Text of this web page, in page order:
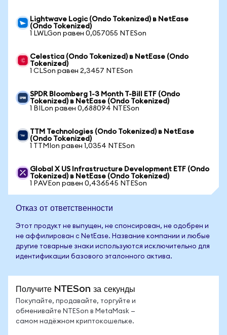
Lightwave Logic (Ondo Tokenized) в NetEase
(Ondo Tokenized)
1 LWLGon равен 0,057055 NTESon
Celestica (Ondo Tokenized) в NetEase (Ondo
Tokenized)
1 CLSon равен 2,3457 NTESon
SPDR Bloomberg 1-3 Month T-Bill ETF (Ondo
Tokenized) в NetEase (Ondo Tokenized)
1 BILon равен 0,688094 NTESon
TTM Technologies (Ondo Tokenized) в NetEase
(Ondo Tokenized)
1 TTMIon равен 1,0354 NTESon
Global X US Infrastructure Development ETF (Ondo
Tokenized) в NetEase (Ondo Tokenized)
1 PAVEon равен 0,436545 NTESon
Отказ от ответственности
Этот продукт не выпущен, не спонсирован, не одобрен и
не аффилирован с NetEase. Название компании и любые
другие товарные знаки используются исключительно для
идентификации базового эталонного актива.
Получите NTESon за секунды
Покупайте, продавайте, торгуйте и
обменивайте NTESon в MetaMask —
самом надёжном криптокошельке.